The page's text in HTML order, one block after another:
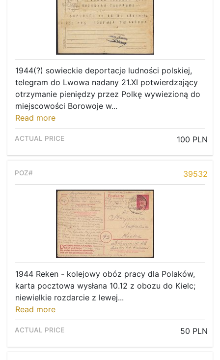
1944(?) sowieckie deportacje ludności polskiej,
telegram do Lwowa nadany 21.XI potwierdzający
otrzymanie pieniędzy przez Polkę wywiezioną do
miejscowości Borowoje w...
Read more
100 PLN
39532
1944 Reken - kolejowy obóz pracy dla Polaków,
karta pocztowa wysłana 10.12 z obozu do Kielc;
niewielkie rozdarcie z lewej...
Read more
50 PLN